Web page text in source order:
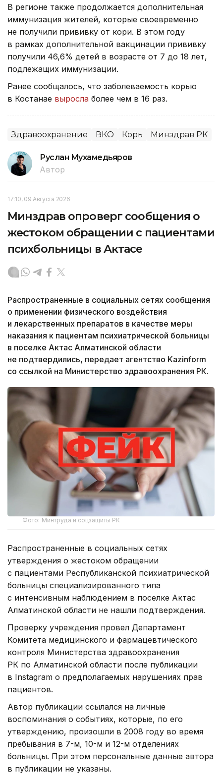
В регионе также продолжается дополнительная
иммунизация жителей, которые своевременно
не получили прививку от кори. В этом году
в рамках дополнительной вакцинации прививку
получили 46,6% детей в возрасте от 7 до 18 лет,
подлежащих иммунизации.
Ранее сообщалось, что заболеваемость корью
в Костанае выросла более чем в 16 раз.
Здравоохранение ВКО Корь Минздрав РК
Руслан Мухамедьяров
Автор
17:10, 09 Августа 2026
Минздрав опроверг сообщения о
жестоком обращении с пациентами
психбольницы в Актасе
Распространенные в социальных сетях сообщения
о применении физического воздействия
и лекарственных препаратов в качестве меры
наказания к пациентам психиатрической больницы
в поселке Актас Алматинской области
не подтвердились, передает агентство Kazinform
со ссылкой на Министерство здравоохранения РК.
Фото: Минтруда и соцзащиты РК
Распространенные в социальных сетях
утверждения о жестоком обращении
с пациентами Республиканской психиатрической
больницы специализированного типа
с интенсивным наблюдением в поселке Актас
Алматинской области не нашли подтверждения.
Проверку учреждения провел Департамент
Комитета медицинского и фармацевтического
контроля Министерства здравоохранения
РК по Алматинской области после публикации
в Instagram о предполагаемых нарушениях прав
пациентов.
Автор публикации ссылался на личные
воспоминания о событиях, которые, по его
утверждению, произошли в 2008 году во время
пребывания в 7-м, 10-м и 12-м отделениях
больницы. При этом персональные данные автора
в публикации не указаны.